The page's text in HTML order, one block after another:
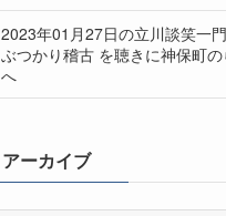
2023年01月27日の立川談笑一
ぶつかり稽古 を聴きに神保町の
へ
アーカイブ